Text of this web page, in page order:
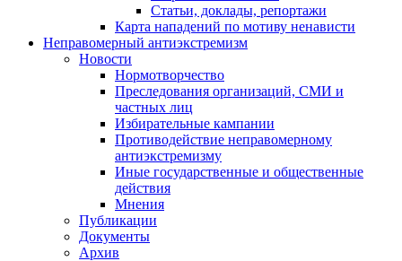
Статьи, доклады, репортажи
Карта нападений по мотиву ненависти
Неправомерный антиэкстремизм
Новости
Нормотворчество
Преследования организаций, СМИ и
частных лиц
Избирательные кампании
Противодействие неправомерному
антиэкстремизму
Иные государственные и общественные
действия
Мнения
Публикации
Документы
Архив